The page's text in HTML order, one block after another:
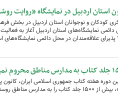
استان اردبیل در نمایشگاه «روایت
هفته کتاب جمهوری اسلامی ایران، کانون
شهری این شهرستان اهدا می‌کند.